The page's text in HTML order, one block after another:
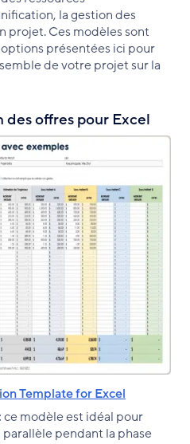
la gestion des
projet. Ces modèles sont
présentées ici pour
de votre projet sur la
offres pour Excel
Template for Excel
ce modèle est idéal pour
pendant la phase